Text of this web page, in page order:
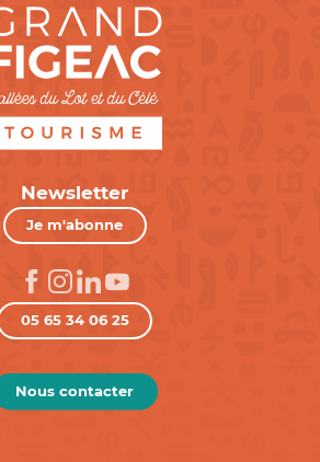
Newsletter
Je m'abonne
05 65 34 06 25
Nous contacter